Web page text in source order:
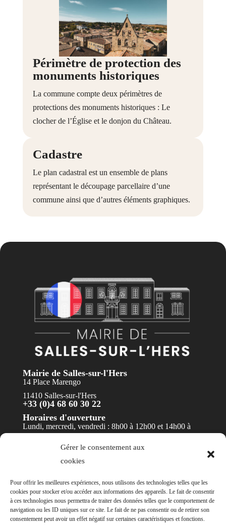
Gérer le consentement aux
cookies
Pour offrir les meilleures expériences, nous utilisons des technologies telles que les
cookies pour stocker et/ou accéder aux informations des appareils. Le fait de consentir
à ces technologies nous permettra de traiter des données telles que le comportement de
navigation ou les ID uniques sur ce site. Le fait de ne pas consentir ou de retirer son
consentement peut avoir un effet négatif sur certaines caractéristiques et fonctions.
Périmètre de protection des
monuments historiques
La commune compte deux périmètres de
protections des monuments historiques : Le
clocher de l’Église et le donjon du Château.
Cadastre
Le plan cadastral est un ensemble de plans
représentant le découpage parcellaire d’une
commune ainsi que d’autres éléments graphiques.
Mairie de Salles-sur-l'Hers
14 Place Marengo
11410 Salles-sur-l'Hers
+33 (0)4 68 60 30 22
Horaires d'ouverture
Lundi, mercredi, vendredi : 8h00 à 12h00 et 14h00 à